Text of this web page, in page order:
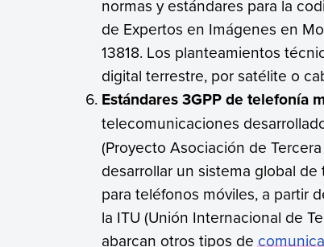
normas y estándares para la
de Expertos en Imágenes en
13818. Los planteamientos
digital terrestre, por satélite o
Estándares 3GPP de telefonía
telecomunicaciones
(Proyecto Asociación de
desarrollar un sistema global
para teléfonos móviles, a partir
la ITU (Unión Internacional de
abarcan otros tipos de